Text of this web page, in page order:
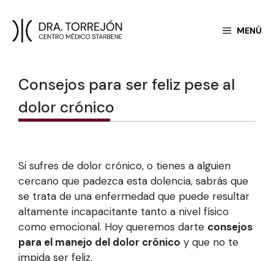
Saltar
MENÚ
Consejos para ser feliz pese al
dolor crónico
Si sufres de dolor crónico, o tienes a alguien
cercano que padezca esta dolencia, sabrás que
se trata de una enfermedad que puede resultar
altamente incapacitante tanto a nivel físico
como emocional. Hoy queremos darte consejos
para el manejo del dolor crónico y que no te
impida ser feliz.